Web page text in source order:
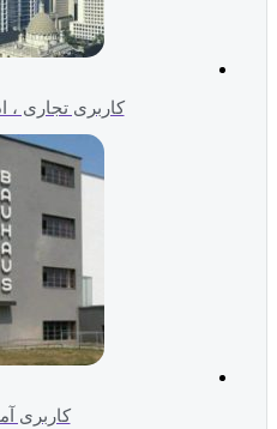
کاربری تجاری ، اداری
کاربری آموزشی(131)